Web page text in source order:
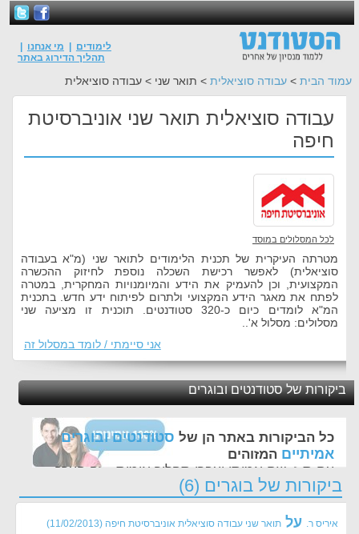
לימודים מי אנחנו
תהליך הדירוג באתר
עמוד הבית > עבודה סוציאלית > תואר שני > עבודה סוציאלית
עבודה סוציאלית תואר שני אוניברסיטת
חיפה
לכל המסלולים במוסד
מטרתה העיקרית של תכנית הלימודים לתואר שני (מ"א בעבודה
סוציאלית) לאפשר רכישת השכלה נוספת לחיזוק ההכשרה
המקצועית, וכן להעמיק את הידע והמיומנויות המחקרית, במטרה
לפתח את מאגר הידע המקצועי ולתרום לפיתוח ידע חדש. בתכנית
המ"א לומדים כיום כ-320 סטודנטים. תוכנית זו מציעה שני
מסלולים: מסלול א'..
אני סיימתי / לומד במסלול זה
ביקורות של סטודנטים ובוגרים
כל הביקורות באתר הן של סטודנטים ובוגרים
אמיתיים המזוהים
עם ת.ז, שם אמיתי ועברו תהליך אימות - זה הערך
החשוב לנו ביותר באתר
ביקורות של בוגרים (6)
איריס ר. על תואר שני עבודה סוציאלית אוניברסיטת חיפה (11/02/2013)